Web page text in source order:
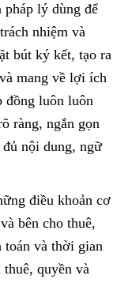
lý dùng để
nhiệm và
bút ký kết, tạo ra
mang về lợi ích
đồng luôn luôn
ràng, ngắn gọn
nội dung, ngữ
điều khoản cơ
bên cho thuê,
toán và thời gian
thuê, quyền và